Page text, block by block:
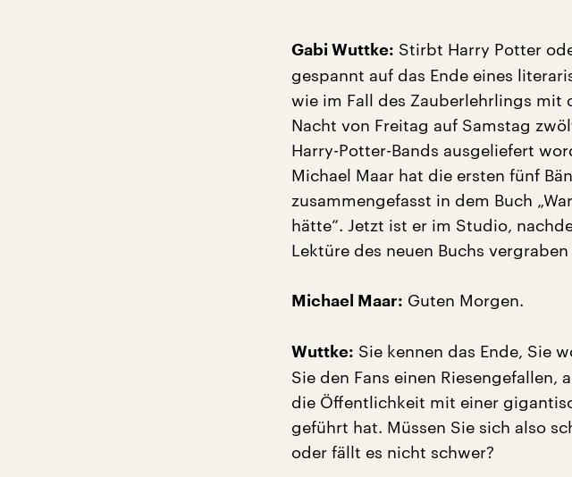
Gabi Wuttke: Stirbt Harry Potter
gespannt auf das Ende eines
wie im Fall des Zauberlehrlings mit
Nacht von Freitag auf Samstag
Harry-Potter-Bands ausgeliefert
Michael Maar hat die ersten fünf
zusammengefasst in dem Buch
hätte“. Jetzt ist er im Studio,
Lektüre des neuen Buchs
Michael Maar: Guten Morgen.
Wuttke: Sie kennen das Ende, Sie
Sie den Fans einen
die Öffentlichkeit mit einer
geführt hat. Müssen Sie sich also
oder fällt es nicht schwer?